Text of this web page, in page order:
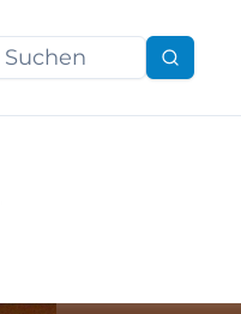
Suchen